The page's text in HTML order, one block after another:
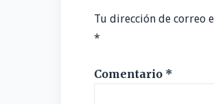
Tu dirección de correo
*
Comentario *